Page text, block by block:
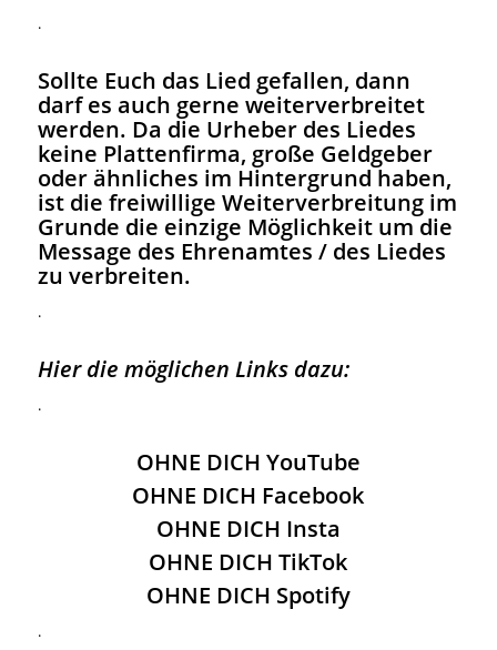
.
Sollte Euch das Lied gefallen, dann
darf es auch gerne weiterverbreitet
werden. Da die Urheber des Liedes
keine Plattenfirma, große Geldgeber
oder ähnliches im Hintergrund haben,
ist die freiwillige Weiterverbreitung im
Grunde die einzige Möglichkeit um die
Message des Ehrenamtes / des Liedes
zu verbreiten.
.
Hier die möglichen Links dazu:
.
OHNE DICH YouTube
OHNE DICH Facebook
OHNE DICH Insta
OHNE DICH TikTok
OHNE DICH Spotify
.